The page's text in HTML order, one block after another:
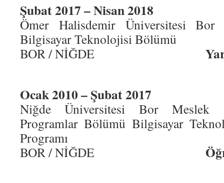
Şubat 2017 – Nisan 2018
Ömer Halisdemir Üniversitesi Bor
Bilgisayar Teknolojisi Bölümü
BOR / NİĞDE
Ocak 2010 – Şubat 2017
Niğde Üniversitesi Bor Meslek
Programlar Bölümü Bilgisayar
Programı
BOR / NİĞDE